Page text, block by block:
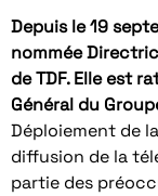
Depuis le 19
nommée
de TDF. Elle est
Général du
Déploiement de
diffusion de la
partie des